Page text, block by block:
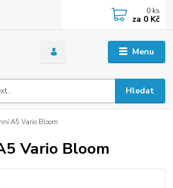
Menu
Hledat
0 ks
za 0 Kč
A5 Vario Bloom
Vario Bloom